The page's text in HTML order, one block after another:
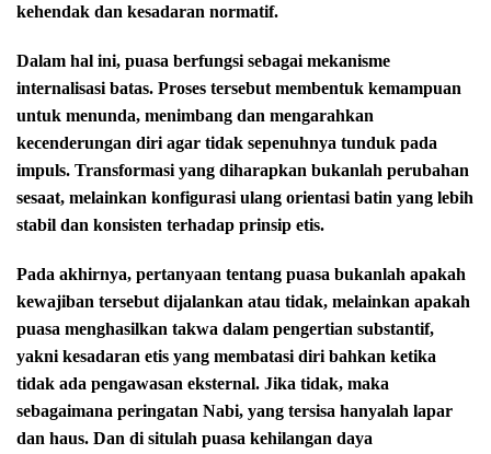
kehendak dan kesadaran normatif.
Dalam hal ini, puasa berfungsi sebagai mekanisme
internalisasi batas. Proses tersebut membentuk kemampuan
untuk menunda, menimbang dan mengarahkan
kecenderungan diri agar tidak sepenuhnya tunduk pada
impuls. Transformasi yang diharapkan bukanlah perubahan
sesaat, melainkan konfigurasi ulang orientasi batin yang lebih
stabil dan konsisten terhadap prinsip etis.
Pada akhirnya, pertanyaan tentang puasa bukanlah apakah
kewajiban tersebut dijalankan atau tidak, melainkan apakah
puasa menghasilkan takwa dalam pengertian substantif,
yakni kesadaran etis yang membatasi diri bahkan ketika
tidak ada pengawasan eksternal. Jika tidak, maka
sebagaimana peringatan Nabi, yang tersisa hanyalah lapar
dan haus. Dan di situlah puasa kehilangan daya